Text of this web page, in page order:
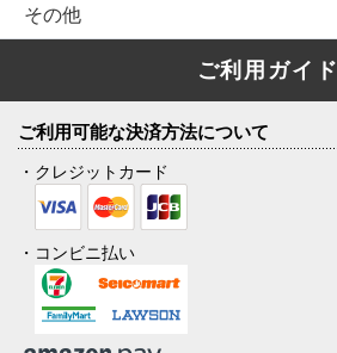
その他
ご利用ガイド
ご利用可能な決済方法について
・クレジットカード
・コンビニ払い